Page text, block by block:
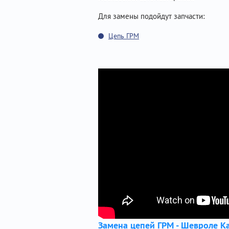
Для замены подойдут запчасти:
Цепь ГРМ
Замена цепей ГРМ - Шевроле